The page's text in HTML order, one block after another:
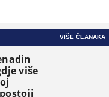
VIŠE ČLANAKA
više